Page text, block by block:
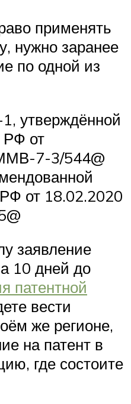
применять
нужно заранее
по одной из
утверждённой
от
7-3/544@
от 18.02.2020
заявление
10 дней до
патентной
вести
же регионе,
на патент в
где состоите